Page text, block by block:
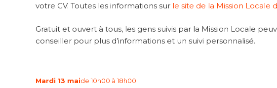
votre CV. Toutes les informations sur le site de la Mission Locale
Gratuit et ouvert à tous, les gens suivis par la Mission Locale
conseiller pour plus d’informations et un suivi personnalisé.
Mardi 13 maide 10h00 à 18h00